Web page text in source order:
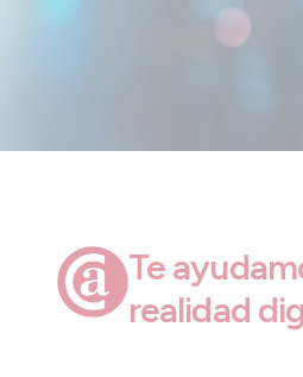
Te
realidad